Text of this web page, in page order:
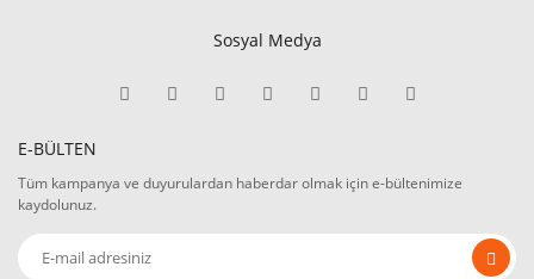
Sosyal Medya
E-BÜLTEN
Tüm kampanya ve duyurulardan haberdar olmak için e-bültenimize
kaydolunuz.